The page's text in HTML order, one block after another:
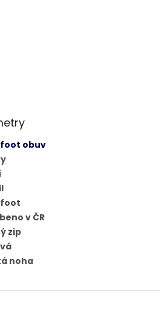
obuv
v ČR
zip
noha